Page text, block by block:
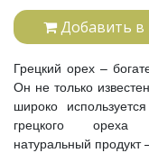
Добавить в
Грецкий орех –
Он не только
широко
грецкого ореха
натуральный